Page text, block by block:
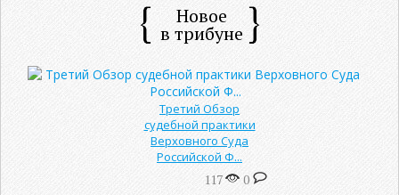
Новое
в трибуне
Третий Обзор
судебной практики
Верховного Суда
Российской Ф...
117 0